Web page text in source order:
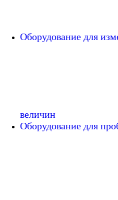
Оборудование для
величин
Оборудование для